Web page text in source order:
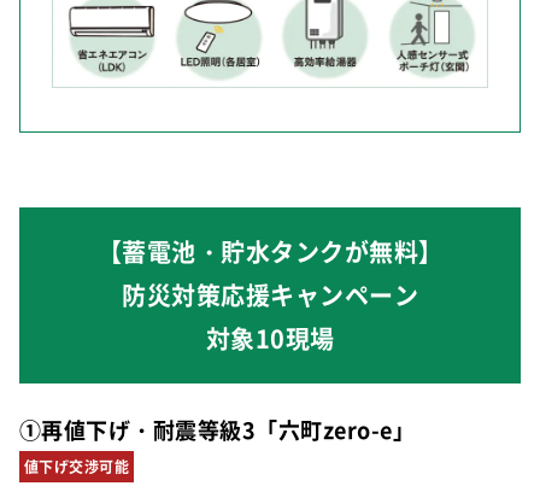
【蓄電池・貯水タンクが無料】
防災対策応援キャンペーン
対象10現場
①再値下げ・耐震等級3「六町zero-e」
値下げ交渉可能